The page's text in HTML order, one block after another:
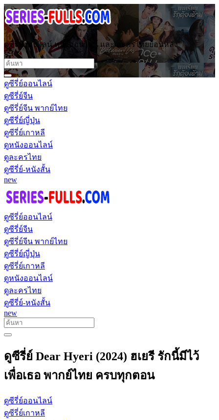
ดูซีรี่ย์ออนไลน์ หนังออนไลน์ และ ละครไทยย้อนหลัง
ดูซีรี่ย์ออนไลน์
ดูซีรี่ย์จีน
ดูซีรี่ย์จีน พากย์ไทย
ดูซีรี่ย์ญี่ปุ่น
ดูซีรี่ย์เกาหลี
ดูหนังออนไลน์
ดูละครไทย
ดูซีรี่ย์-หนังสั้น
new
ดูซีรี่ย์ออนไลน์
ดูซีรี่ย์จีน
ดูซีรี่ย์จีน พากย์ไทย
ดูซีรี่ย์ญี่ปุ่น
ดูซีรี่ย์เกาหลี
ดูหนังออนไลน์
ดูละครไทย
ดูซีรี่ย์-หนังสั้น
new
ดูซีรี่ย์ Dear Hyeri (2024) ฮเยรี รักนี้มีไว้
เพื่อเธอ พากย์ไทย ครบทุกตอน
ดูซีรี่ย์ออนไลน์
ดูซีรี่ย์เกาหลี